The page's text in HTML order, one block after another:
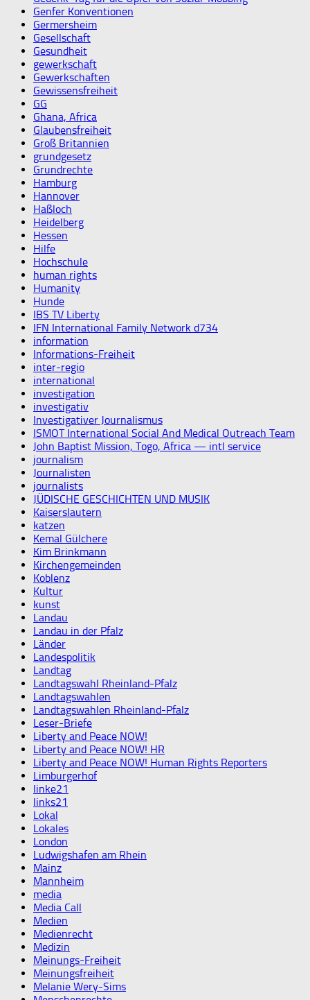
Genfer Konventionen
Germersheim
Gesellschaft
Gesundheit
gewerkschaft
Gewerkschaften
Gewissensfreiheit
GG
Ghana, Africa
Glaubensfreiheit
Groß Britannien
grundgesetz
Grundrechte
Hamburg
Hannover
Haßloch
Heidelberg
Hessen
Hilfe
Hochschule
human rights
Humanity
Hunde
IBS TV Liberty
IFN International Family Network d734
information
Informations-Freiheit
inter-regio
international
investigation
investigativ
Investigativer Journalismus
ISMOT International Social And Medical Outreach Team
John Baptist Mission, Togo, Africa — intl service
journalism
Journalisten
journalists
JÜDISCHE GESCHICHTEN UND MUSIK
Kaiserslautern
katzen
Kemal Gülchere
Kim Brinkmann
Kirchengemeinden
Koblenz
Kultur
kunst
Landau
Landau in der Pfalz
Länder
Landespolitik
Landtag
Landtagswahl Rheinland-Pfalz
Landtagswahlen
Landtagswahlen Rheinland-Pfalz
Leser-Briefe
Liberty and Peace NOW!
Liberty and Peace NOW! HR
Liberty and Peace NOW! Human Rights Reporters
Limburgerhof
linke21
links21
Lokal
Lokales
London
Ludwigshafen am Rhein
Mainz
Mannheim
media
Media Call
Medien
Medienrecht
Medizin
Meinungs-Freiheit
Meinungsfreiheit
Melanie Wery-Sims